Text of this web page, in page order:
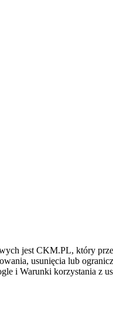
jest CKM.PL, który
usunięcia lub
i Warunki korzystania z